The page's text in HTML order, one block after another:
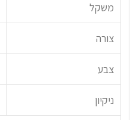
משקל
צורה
צבע
ניקיון